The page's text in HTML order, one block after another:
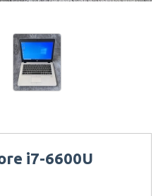
i7-6600U